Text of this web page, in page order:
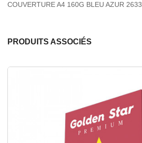
COUVERTURE A4 160G BLEU AZUR 2633
PRODUITS ASSOCIÉS